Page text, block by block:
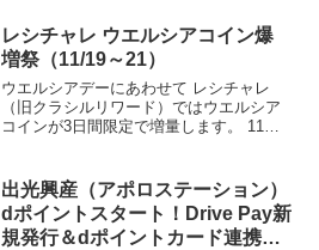
レシチャレ ウエルシアコイン爆
増祭（11/19～21）
ウエルシアデーにあわせて レシチャレ
（旧クラシルリワード）ではウエルシア
コインが3日間限定で増量します。 11月
マイブースターズ ケラチンシリーズ ＜正
しい内容...
出光興産（アポロステーション）
dポイントスタート！Drive Pay新
規発行＆dポイントカード連携で